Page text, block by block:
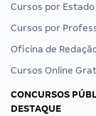
Cursos por Estado
Cursos por
Oficina de
Cursos Online
CONCURSOS
DESTAQUE